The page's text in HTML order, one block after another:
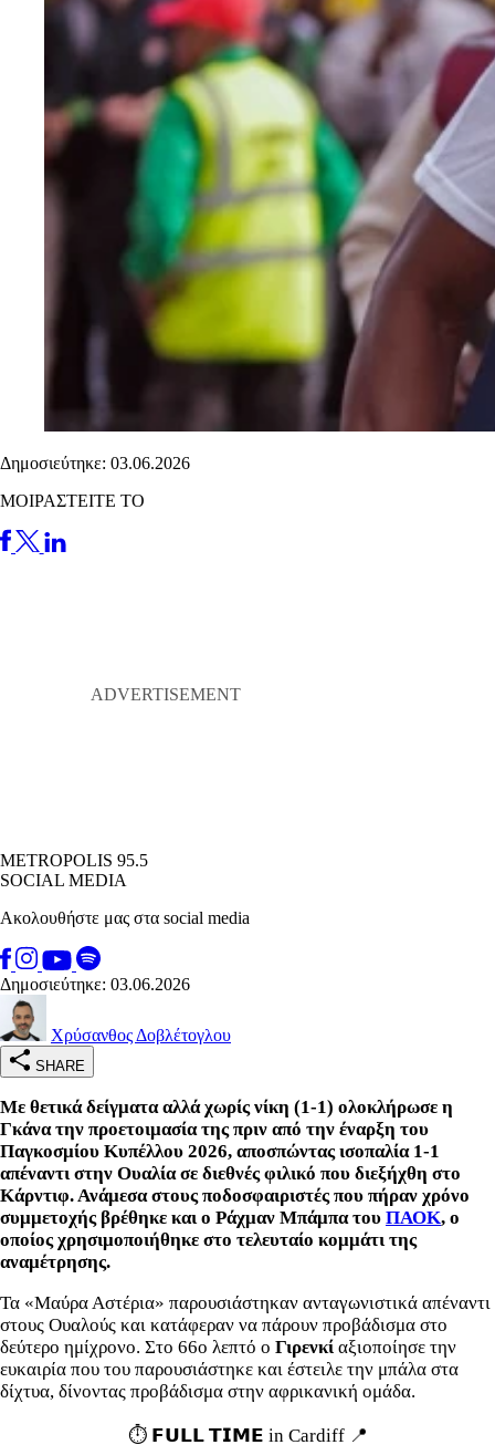
Δημοσιεύτηκε: 03.06.2026
ΜΟΙΡΑΣΤΕΙΤΕ ΤΟ
METROPOLIS 95.5
SOCIAL MEDIA
Ακολουθήστε μας στα social media
Δημοσιεύτηκε: 03.06.2026
Χρύσανθος Δοβλέτογλου
SHARE
Με θετικά δείγματα αλλά χωρίς νίκη (1-1) ολοκλήρωσε η
Γκάνα την προετοιμασία της πριν από την έναρξη του
Παγκοσμίου Κυπέλλου 2026, αποσπώντας ισοπαλία 1-1
απέναντι στην Ουαλία σε διεθνές φιλικό που διεξήχθη στο
Κάρντιφ. Ανάμεσα στους ποδοσφαιριστές που πήραν χρόνο
συμμετοχής βρέθηκε και ο Ράχμαν Μπάμπα του ΠΑΟΚ, ο
οποίος χρησιμοποιήθηκε στο τελευταίο κομμάτι της
αναμέτρησης.
Τα «Μαύρα Αστέρια» παρουσιάστηκαν ανταγωνιστικά απέναντι
στους Ουαλούς και κατάφεραν να πάρουν προβάδισμα στο
δεύτερο ημίχρονο. Στο 66ο λεπτό ο Γιρενκί αξιοποίησε την
ευκαιρία που του παρουσιάστηκε και έστειλε την μπάλα στα
δίχτυα, δίνοντας προβάδισμα στην αφρικανική ομάδα.
⏱️ 𝗙𝗨𝗟𝗟 𝗧𝗜𝗠𝗘 in Cardiff 📍